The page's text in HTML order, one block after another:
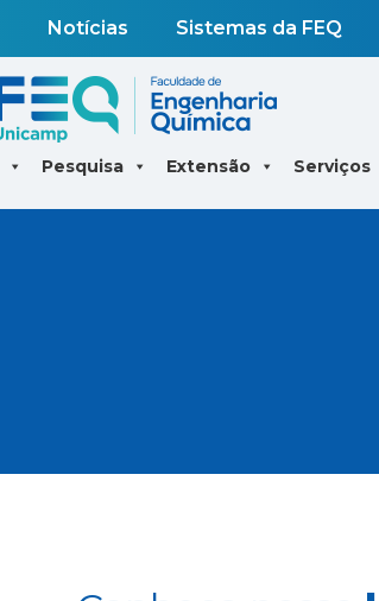
Notícias Sistemas da FEQ
Pesquisa Extensão Serviços